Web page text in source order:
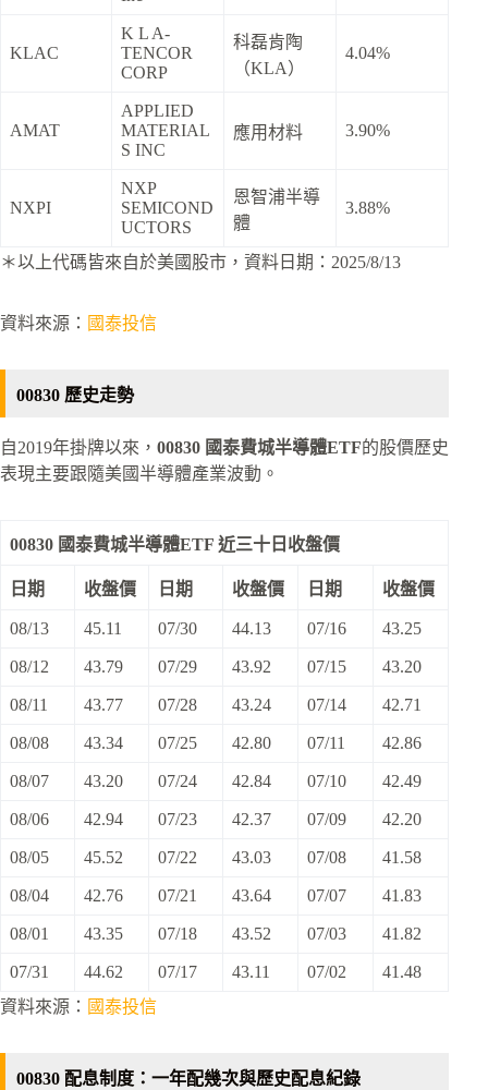
KLAC
K L A-
TENCOR
CORP
科磊肯陶
（KLA）
4.04%
AMAT
APPLIED
MATERIAL
S INC
應用材料 3.90%
NXPI
NXP
SEMICOND
UCTORS
恩智浦半導
體
3.88%
＊以上代碼皆來自於美國股市，資料日期：2025/8/13
資料來源： 國泰投信
00830 歷史走勢
自2019年掛牌以來， 00830 國泰費城半導體ETF的股價歷史
表現主要跟隨美國半導體產業波動。
00830 國泰費城半導體ETF 近三十日收盤價
日期 收盤價 日期 收盤價 日期 收盤價
08/13 45.11 07/30 44.13 07/16 43.25
08/12 43.79 07/29 43.92 07/15 43.20
08/11 43.77 07/28 43.24 07/14 42.71
08/08 43.34 07/25 42.80 07/11 42.86
08/07 43.20 07/24 42.84 07/10 42.49
08/06 42.94 07/23 42.37 07/09 42.20
08/05 45.52 07/22 43.03 07/08 41.58
08/04 42.76 07/21 43.64 07/07 41.83
08/01 43.35 07/18 43.52 07/03 41.82
07/31 44.62 07/17 43.11 07/02
41.48
資料來源： 國泰投信
00830 配息制度：一年配幾次與歷史配息紀錄